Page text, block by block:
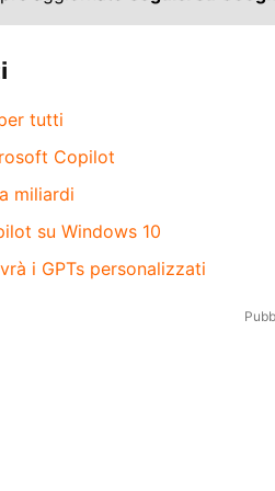
tutti
Copilot
miliardi
su Windows 10
i GPTs personalizzati